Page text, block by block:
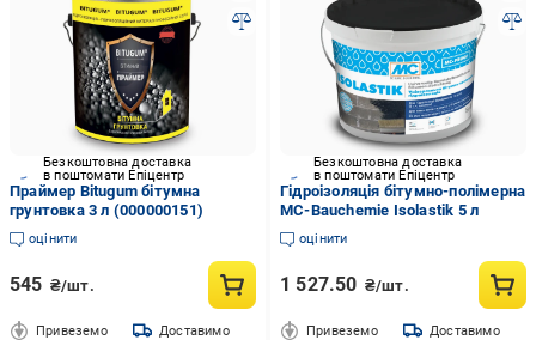
Безкоштовна доставка
в поштомати Епіцентр
Праймер Bitugum бітумна
грунтовка 3 л (000000151)
оцінити
545 ₴/шт.
Привеземо Доставимо
Безкоштовна доставка
в поштомати Епіцентр
Гідроізоляція бітумно-полімерна
MC-Bauchemie Isolastik 5 л
оцінити
1 527.50 ₴/шт.
Привеземо Доставимо